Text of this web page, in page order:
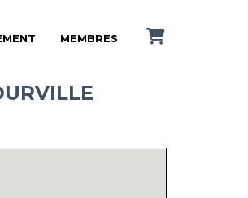
MEMBRES